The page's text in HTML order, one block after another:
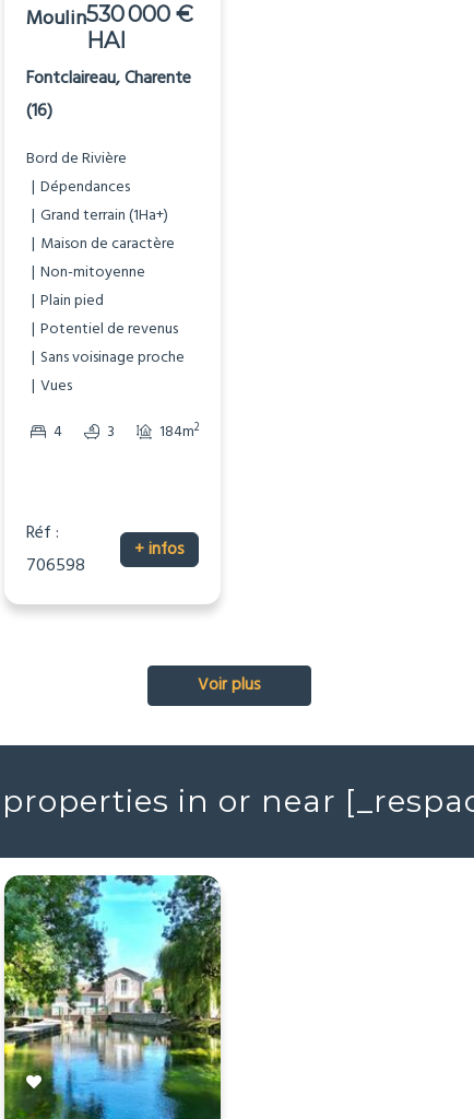
Moulin530 000 €
HAI
Fontclaireau, Charente
(16)
Bord de Rivière
Dépendances
Grand terrain (1Ha+)
Maison de caractère
Non-mitoyenne
Plain pied
Potentiel de revenus
Sans voisinage proche
Vues
4
3 184m2
Réf :
706598
+ infos
Voir plus
in or near